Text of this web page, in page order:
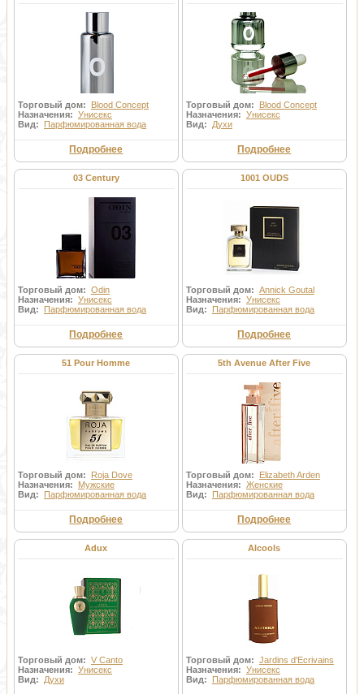
Европейской части России и Сибири. Медонос. Пчелы любят
березовый сок и собирают его даже из березовых опилок. Цветет
береза в мае. Используются: почки, которые собирают в период
набухания (март- апрель); листья собирают в начале цветения,
березовый сок - ранней весной в самом начале сокодвижения, кора
и древесина из свежесрубленных несухостойных
деревьев. Почки и листья обладают фитонцидными свойствами.
В состав березового сока входят сахара - фруктоза и глюкоза,
яблочная кислота, белок.
Торговый дом: Blood Concept
Назначения: Унисекс
Вид: Парфюмированная вода
Подробнее
Торговый дом: Blood Concept
Назначения: Унисекс
Вид: Духи
Подробнее
03 Century
Торговый дом: Odin
Назначения: Унисекс
Вид: Парфюмированная вода
Подробнее
1001 OUDS
Торговый дом: Annick Goutal
Назначения: Унисекс
Вид: Парфюмированная вода
Подробнее
51 Pour Homme
Торговый дом: Roja Dove
Назначения: Мужские
Вид: Парфюмированная вода
Подробнее
5th Avenue After Five
Торговый дом: Elizabeth Arden
Назначения: Женские
Вид: Парфюмированная вода
Подробнее
Adux
Торговый дом: V Canto
Назначения: Унисекс
Вид: Духи
Alcools
Торговый дом: Jardins d'Ecrivains
Назначения: Унисекс
Вид: Парфюмированная вода